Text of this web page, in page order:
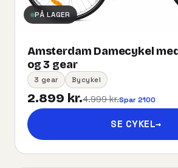
PÅ LAGER
Amsterdam Damecykel
og 3 gear
3 gear Bycykel
2.899 kr.4.999 kr.Spar 2100
SE CYKEL→